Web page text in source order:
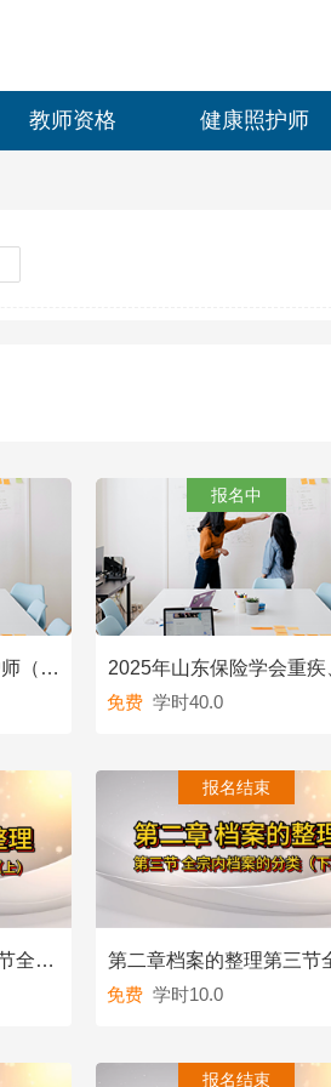
教师资格 健康照护师
2025年第一期长期照护师（初级/五级）职业技能等级认定培训班
报名中
免费 学时40.0
第二章档案的整理第三节全宗内档案的分类（上）
报名结束
免费 学时10.0
报名结束